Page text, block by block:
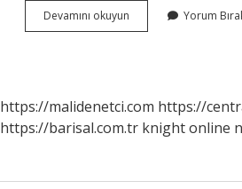
Devamını okuyun Alacakaranlık
Ne
Yorum
https://malidenetci.com https://
https://barisal.com.tr knight online